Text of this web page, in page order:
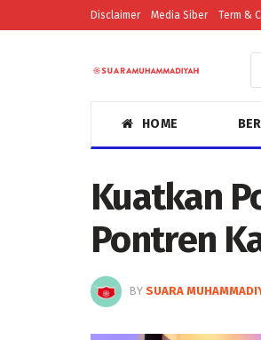
Disclaimer Media Siber Term &
HOME
Kuatkan
Pontren
BY SUARA